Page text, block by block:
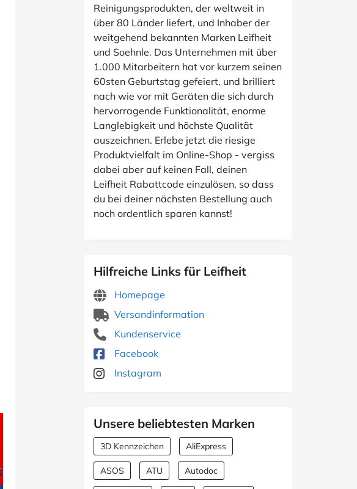
Reinigungsprodukten, der weltweit in
über 80 Länder liefert, und Inhaber der
weitgehend bekannten Marken Leifheit
und Soehnle. Das Unternehmen mit über
1.000 Mitarbeitern hat vor kurzem seinen
60sten Geburtstag gefeiert, und brilliert
nach wie vor mit Geräten die sich durch
hervorragende Funktionalität, enorme
Langlebigkeit und höchste Qualität
auszeichnen. Erlebe jetzt die riesige
Produktvielfalt im Online-Shop - vergiss
dabei aber auf keinen Fall, deinen
Leifheit Rabattcode einzulösen, so dass
du bei deiner nächsten Bestellung auch
noch ordentlich sparen kannst!
Hilfreiche Links für Leifheit
Homepage
Versandinformation
Kundenservice
Facebook
Instagram
Unsere beliebtesten Marken
3D Kennzeichen AliExpress
ASOS ATU Autodoc